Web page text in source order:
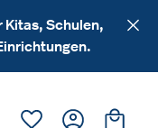
Kitas, Schulen,
Du hast 0